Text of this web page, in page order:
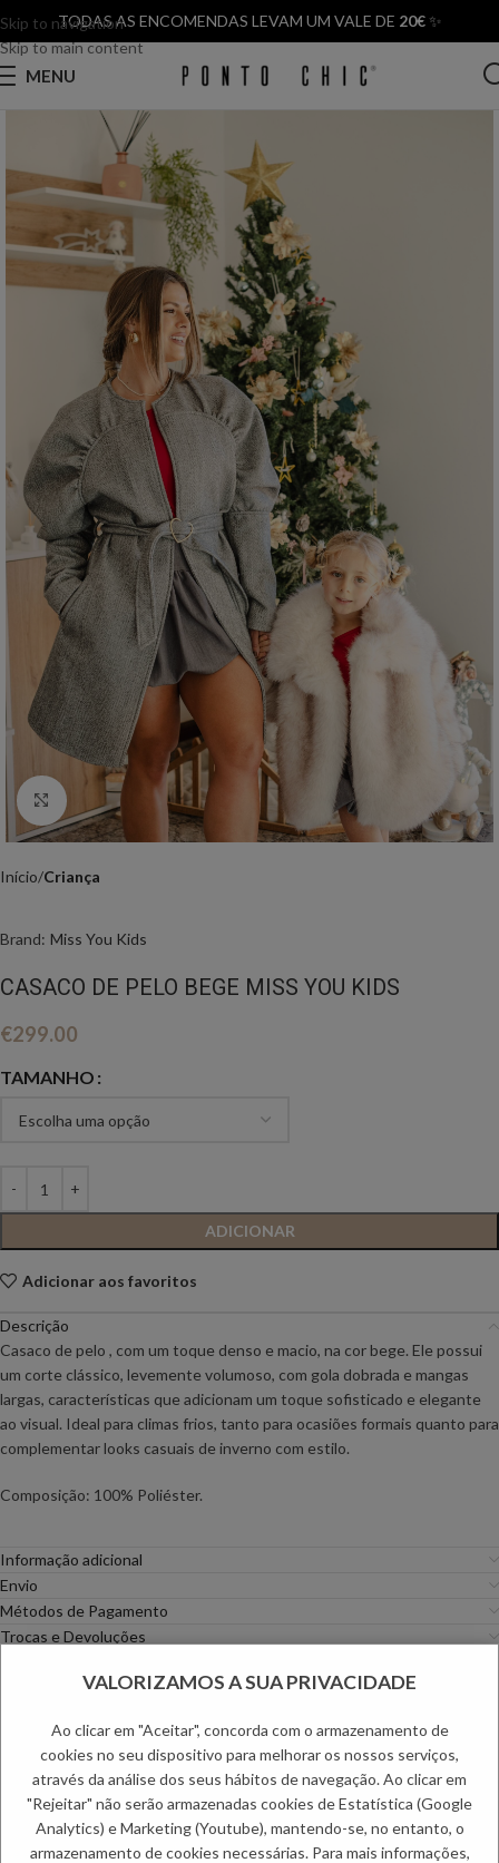
Skip to navigation
Skip to main content
TODAS AS ENCOMENDAS LEVAM UM VALE DE 20€✨
MENU
Click to enlarge
Início Criança
Brand: Miss You Kids
CASACO DE PELO BEGE MISS YOU KIDS
€299.00
TAMANHO
ADICIONAR
Adicionar aos favoritos
Descrição
Casaco de pelo , com um toque denso e macio, na cor bege. Ele possui
um corte clássico, levemente volumoso, com gola dobrada e mangas
largas, características que adicionam um toque sofisticado e elegante
ao visual. Ideal para climas frios, tanto para ocasiões formais quanto para
complementar looks casuais de inverno com estilo.
Composição: 100% Poliéster.
Informação adicional
Envio
Métodos de Pagamento
Trocas e Devoluções
Criança
PRODUTOS RELACIONADOS:
VALORIZAMOS A SUA PRIVACIDADE
Ao clicar em "Aceitar", concorda com o armazenamento de
cookies no seu dispositivo para melhorar os nossos serviços,
através da análise dos seus hábitos de navegação. Ao clicar em
"Rejeitar" não serão armazenadas cookies de Estatística (Google
Analytics) e Marketing (Youtube), mantendo-se, no entanto, o
armazenamento de cookies necessárias. Para mais informações,